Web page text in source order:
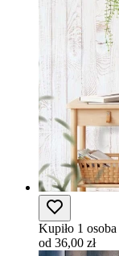
Kupiło 1 osoba
od 36,00 zł